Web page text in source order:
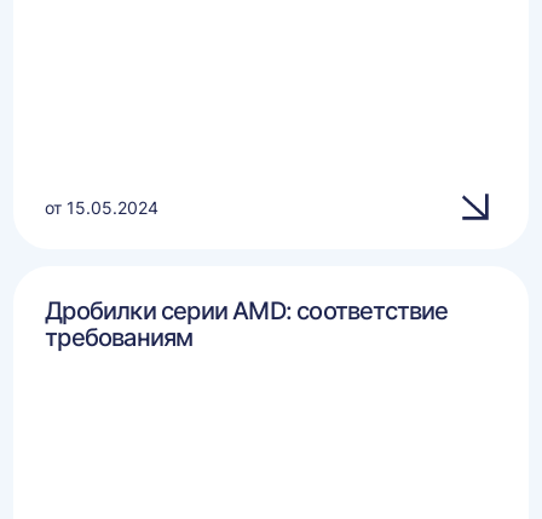
от 15.05.2024
Дробилки серии AMD: соответствие
требованиям